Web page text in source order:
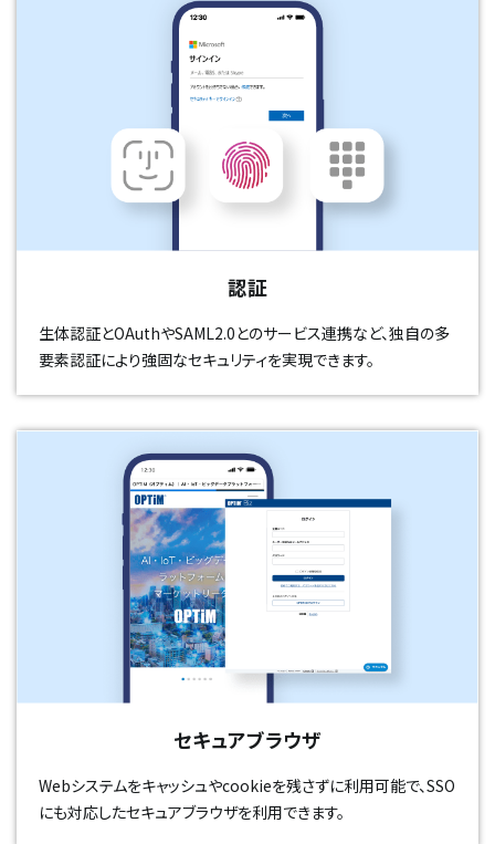
認証
生体認証とOAuthやSAML2.0とのサービス連携など、独自の多
要素認証により強固なセキュリティを実現できます。
セキュアブラウザ
Webシステムをキャッシュやcookieを残さずに利用可能で、SSO
にも対応したセキュアブラウザを利用できます。